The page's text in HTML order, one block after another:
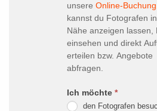
unsere Online-Buchung
kannst du Fotografen
Nähe anzeigen lassen,
einsehen und direkt
erteilen bzw. Angebote
abfragen.
Ich möchte *
den Fotografen
Feld
leer.